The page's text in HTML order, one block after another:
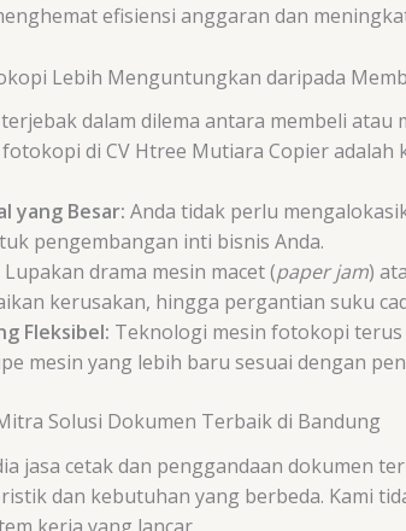
efisiensi anggaran dan
Lebih Menguntungkan daripada
dalam dilema antara membeli atau
di CV Htree Mutiara Copier
yang Besar: Anda tidak perlu
pengembangan inti bisnis Anda.
Lupakan drama mesin macet (paper jam)
kerusakan, hingga pergantian suku
Fleksibel: Teknologi mesin fotokopi terus
mesin yang lebih baru sesuai dengan
Solusi Dokumen Terbaik di Bandung
jasa cetak dan penggandaan dokumen
dan kebutuhan yang berbeda. Kami
kerja yang lancar.